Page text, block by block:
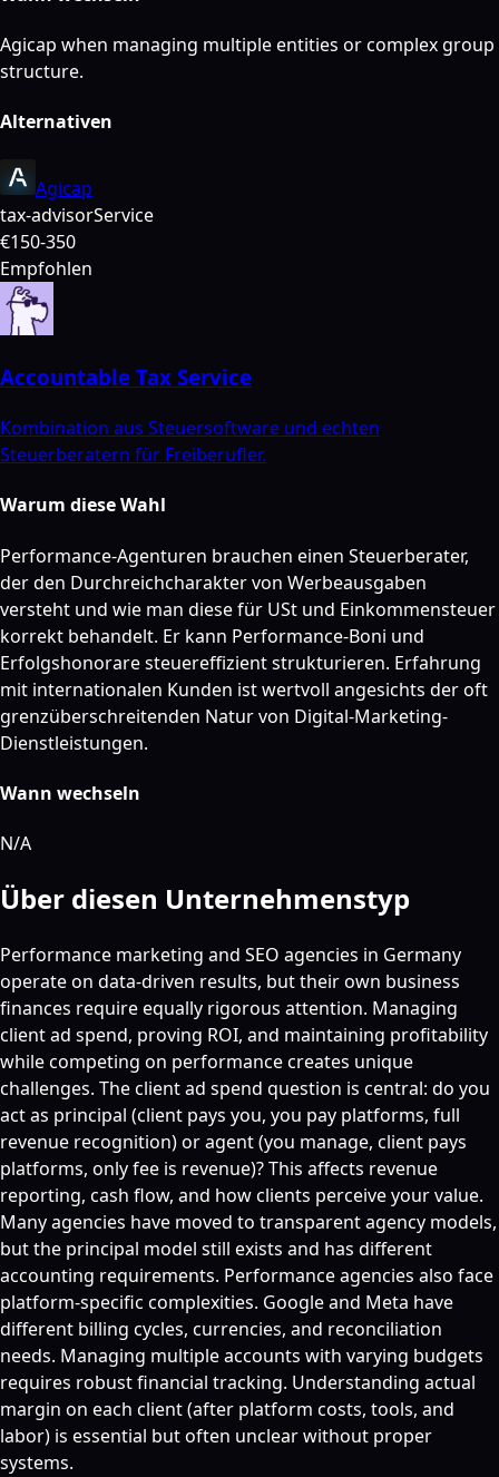
Agicap when managing multiple entities or complex group
structure.
Alternativen
Agicap
tax-advisorService
€150-350
Empfohlen
Accountable Tax Service
Kombination aus Steuersoftware und echten
Steuerberatern für Freiberufler.
Warum diese Wahl
Performance-Agenturen brauchen einen Steuerberater,
der den Durchreichcharakter von Werbeausgaben
versteht und wie man diese für USt und Einkommensteuer
korrekt behandelt. Er kann Performance-Boni und
Erfolgshonorare steuereffizient strukturieren. Erfahrung
mit internationalen Kunden ist wertvoll angesichts der oft
grenzüberschreitenden Natur von Digital-Marketing-
Dienstleistungen.
Wann wechseln
N/A
Über diesen Unternehmenstyp
Performance marketing and SEO agencies in Germany
operate on data-driven results, but their own business
finances require equally rigorous attention. Managing
client ad spend, proving ROI, and maintaining profitability
while competing on performance creates unique
challenges. The client ad spend question is central: do you
act as principal (client pays you, you pay platforms, full
revenue recognition) or agent (you manage, client pays
platforms, only fee is revenue)? This affects revenue
reporting, cash flow, and how clients perceive your value.
Many agencies have moved to transparent agency models,
but the principal model still exists and has different
accounting requirements. Performance agencies also face
platform-specific complexities. Google and Meta have
different billing cycles, currencies, and reconciliation
needs. Managing multiple accounts with varying budgets
requires robust financial tracking. Understanding actual
margin on each client (after platform costs, tools, and
labor) is essential but often unclear without proper
systems.